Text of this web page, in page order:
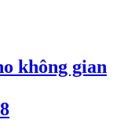
không gian